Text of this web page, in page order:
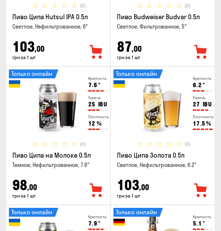
(0)
Пиво Ципа Hutsul IPA 0.5л
Светлое, Нефильтрованное, 6°
103,00
грн за 1 шт
(0)
Пиво Budweiser Budvar 0.5л
Светлое, Фильтрованное, 5°
87,00
грн за 1 шт
Крепость
7.6 °
Горечь
25 IBU
Плотность
12 %
(0)
Только онлайн
Пиво Ципа на Молоке 0.5л
Темное, Нефильтрованное, 7.6°
98,00
грн за 1 шт
Крепость
6.2 °
Горечь
27 IBU
Плотность
17.5 %
(0)
Только онлайн
Пиво Ципа Золота 0.5л
Светлое, Нефильтрованное, 6.2°
103,00
грн за 1 шт
Крепость
7.9 °
Только онлайн
Крепость
5.1 °
Только онлайн